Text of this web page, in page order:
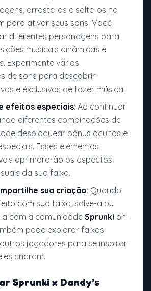
arraste-os e solte-os na
para ativar seus sons. Você
diferentes personagens para
musicais dinâmicas e
Experimente várias
de sons para descobrir
e exclusivas de fazer música.
efeitos especiais: Ao continuar
diferentes combinações de
desbloquear bônus ocultos e
Esses elementos
aprimorarão os aspectos
da sua faixa.
sua criação: Quando
com sua faixa, salve-a ou
com a comunidade Sprunki on-
pode explorar faixas
jogadores para se inspirar
criaram.
Sprunki x Dandy’s